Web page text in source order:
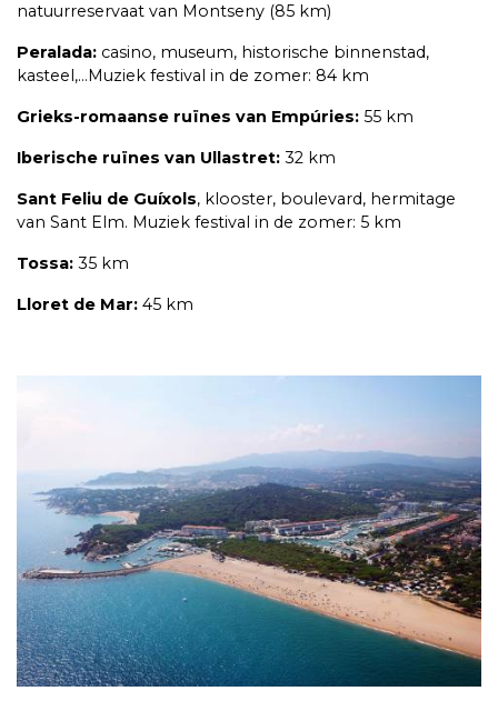
natuurreservaat van Montseny (85 km)
Peralada: casino, museum, historische binnenstad,
kasteel,…Muziek festival in de zomer: 84 km
Grieks-romaanse ruïnes van Empúries: 55 km
Iberische ruïnes van Ullastret: 32 km
Sant Feliu de Guíxols, klooster, boulevard, hermitage
van Sant Elm. Muziek festival in de zomer: 5 km
Tossa: 35 km
Lloret de Mar: 45 km